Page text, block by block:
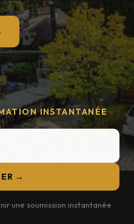
INSTANTANÉE
→
une soumission instantanée